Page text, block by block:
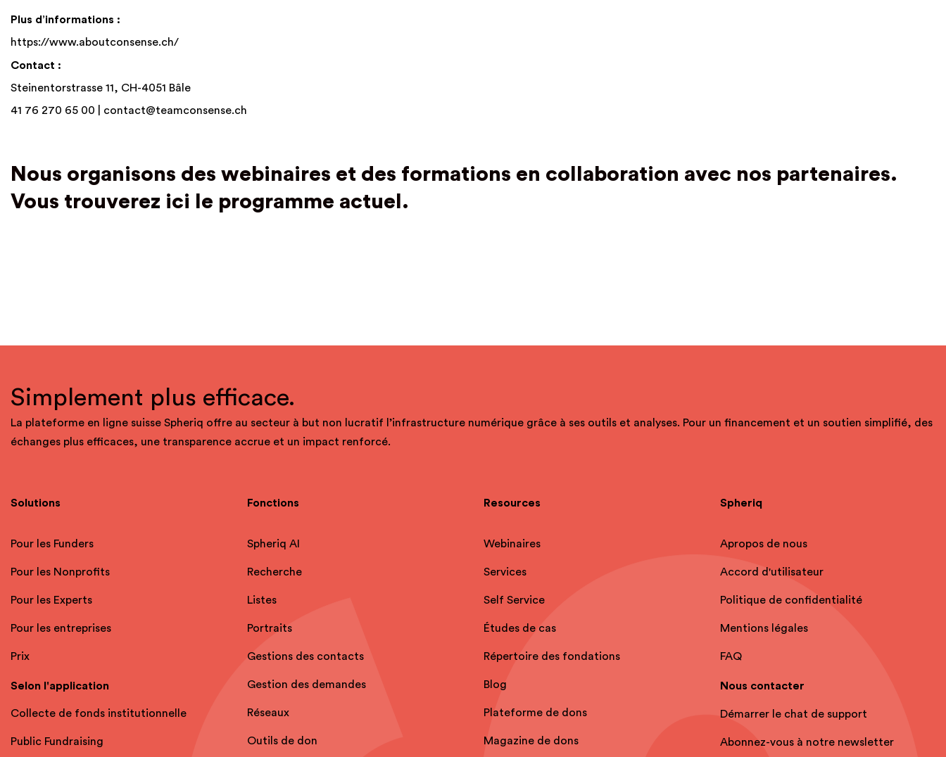
Plus d’informations :
https://www.aboutconsense.ch/
Contact :
Steinentorstrasse 11, CH-4051 Bâle
41 76 270 65 00 | contact@teamconsense.ch
Nous organisons des webinaires et des formations en collaboration avec nos partenaires.
Vous trouverez ici le programme actuel.
Simplement plus efficace.
La plateforme en ligne suisse Spheriq offre au secteur à but non lucratif l’infrastructure numérique grâce à ses outils et analyses. Pour un financement et un soutien simplifié, des
échanges plus efficaces, une transparence accrue et un impact renforcé.
Solutions
Pour les Funders
Pour les Nonprofits
Pour les Experts
Pour les entreprises
Prix
Selon l'application
Collecte de fonds institutionnelle
Public Fundraising
Fonctions
Spheriq AI
Recherche
Listes
Portraits
Gestions des contacts
Gestion des demandes
Réseaux
Outils de don
Resources
Webinaires
Services
Self Service
Études de cas
Répertoire des fondations
Blog
Plateforme de dons
Magazine de dons
Spheriq
Apropos de nous
Accord d'utilisateur
Politique de confidentialité
Mentions légales
FAQ
Nous contacter
Démarrer le chat de support
Abonnez-vous à notre newsletter